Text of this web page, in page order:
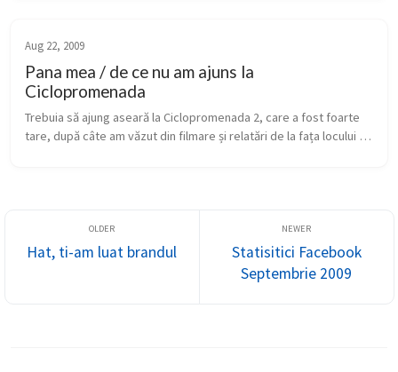
Aug 22, 2009
Pana mea / de ce nu am ajuns la
Ciclopromenada
Trebuia să ajung aseară la Ciclopromenada 2, care a fost foarte
tare, după câte am văzut din filmare și relatări de la fața locului –
Hat, ti-am luat brandul
Statisitici Facebook
Septembrie 2009